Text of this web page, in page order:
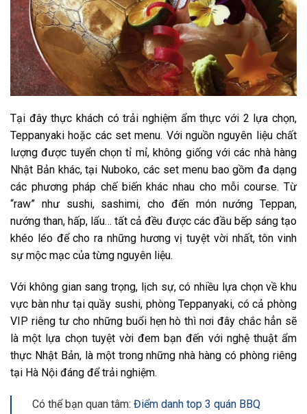
Tại đây thực khách có trải nghiệm ẩm thực với 2 lựa chọn,
Teppanyaki hoặc các set menu. Với nguồn nguyên liệu chất
lượng được tuyển chọn tỉ mỉ, không giống với các nhà hàng
Nhật Bản khác, tại Nuboko, các set menu bao gồm đa dạng
các phương pháp chế biến khác nhau cho mỗi course. Từ
“raw” như sushi, sashimi, cho đến món nướng Teppan,
nướng than, hấp, lẩu… tất cả đều được các đầu bếp sáng tạo
khéo léo để cho ra những hương vị tuyệt vời nhất, tôn vinh
sự mộc mạc của từng nguyên liệu.
Với không gian sang trọng, lịch sự, có nhiều lựa chọn về khu
vực bàn như tại quầy sushi, phòng Teppanyaki, có cả phòng
VIP riêng tư cho những buổi hẹn hò thì nơi đây chắc hẳn sẽ
là một lựa chọn tuyệt vời đem bạn đến với nghệ thuật ẩm
thực Nhật Bản, là một trong những nhà hàng có phòng riêng
tại Hà Nội đáng để trải nghiệm.
Có thể bạn quan tâm: Điểm danh top 3 quán BBQ